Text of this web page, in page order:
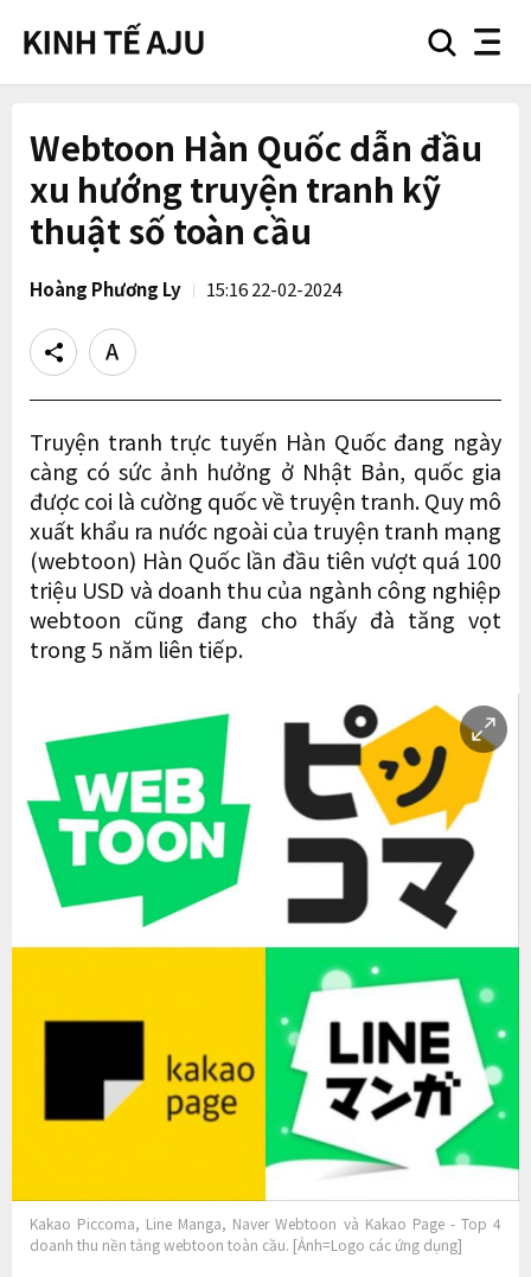
searchnav
Webtoon Hàn Quốc dẫn đầu
xu hướng truyện tranh kỹ
thuật số toàn cầu
Hoàng Phương Ly 15:16 22-02-2024
Share
Text
size
Truyện tranh trực tuyến Hàn Quốc đang ngày
càng có sức ảnh hưởng ở Nhật Bản, quốc gia
được coi là cường quốc về truyện tranh. Quy mô
xuất khẩu ra nước ngoài của truyện tranh mạng
(webtoon) Hàn Quốc lần đầu tiên vượt quá 100
triệu USD và doanh thu của ngành công nghiệp
webtoon cũng đang cho thấy đà tăng vọt
trong 5 năm liên tiếp.
Kakao Piccoma, Line Manga, Naver Webtoon và Kakao Page - Top 4
doanh thu nền tảng webtoon toàn cầu. [Ảnh=Logo các ứng dụng]